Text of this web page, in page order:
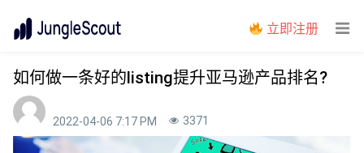
立即注册
如何做一条好的listing提升亚马逊产品排名?
2022-04-06 7:17 PM 3371